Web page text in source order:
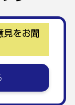
見をお聞